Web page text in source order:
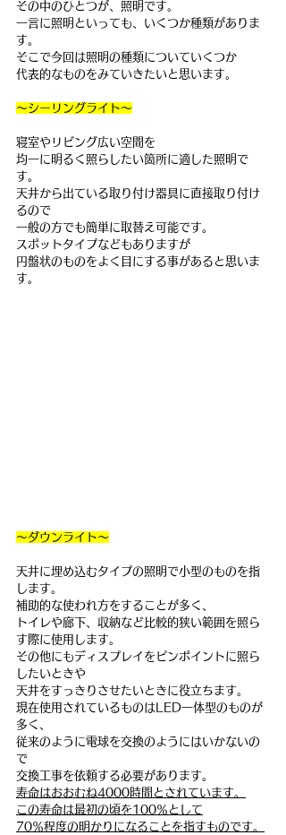
その中のひとつが、照明です。
一言に照明といっても、いくつか種類がありま
す。
そこで今回は照明の種類についていくつか
代表的なものをみていきたいと思います。
～シーリングライト～
寝室やリビング広い空間を
均一に明るく照らしたい箇所に適した照明で
す。
天井から出ている取り付け器具に直接取り付け
るので
一般の方でも簡単に取替え可能です。
スポットタイプなどもありますが
円盤状のものをよく目にする事があると思いま
す。
～ダウンライト～
天井に埋め込むタイプの照明で小型のものを指
します。
補助的な使われ方をすることが多く、
トイレや廊下、収納など比較的狭い範囲を照ら
す際に使用します。
その他にもディスプレイをピンポイントに照ら
したいときや
天井をすっきりさせたいときに役立ちます。
現在使用されているものはLED一体型のものが
多く、
従来のように電球を交換のようにはいかないの
で
交換工事を依頼する必要があります。
寿命はおおむね4000時間とされています。
この寿命は最初の頃を100％として
70％程度の明かりになることを指すものです。